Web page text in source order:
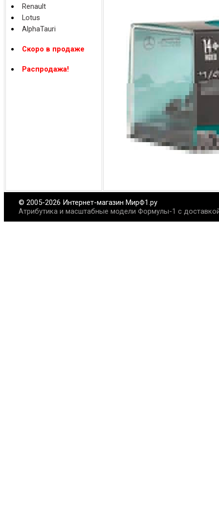
Renault
Lotus
AlphaTauri
Скоро в продаже
Распродажа!
© 2005-2026 Интернет-магазин МирФ1.ру
Атрибутика и масштабные модели Формулы-1 с